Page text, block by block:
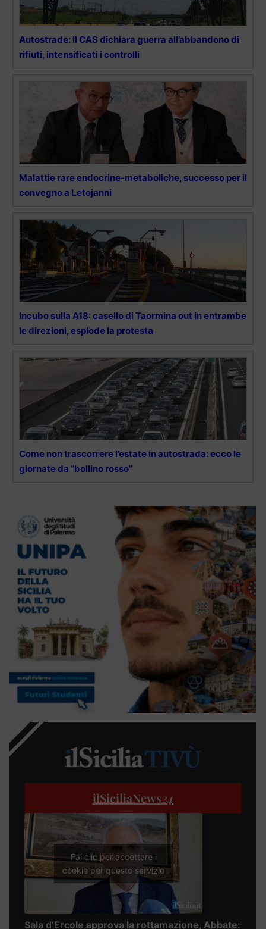
Autostrade: Il CAS dichiara guerra all’abbandono di
rifiuti, intensificati i controlli
Malattie rare endocrine-metaboliche, successo per il
convegno a Letojanni
Incubo sulla A18: casello di Taormina out in entrambe
le direzioni, esplode la protesta
Come non trascorrere l’estate in autostrada: ecco le
giornate da “bollino rosso”
ilSiciliaNews24
Fai clic per accettare i
cookie per questo servizio
Sala d’Ercole approva la rottamazione, Abbate: